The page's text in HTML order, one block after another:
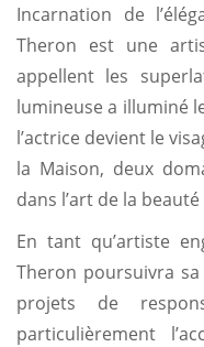
Incarnation de
Theron est une
appellent les
lumineuse a illuminé
l’actrice devient le
la Maison, deux
dans l’art de la
En tant qu’artiste
Theron poursuivra
projets de
particulièrement